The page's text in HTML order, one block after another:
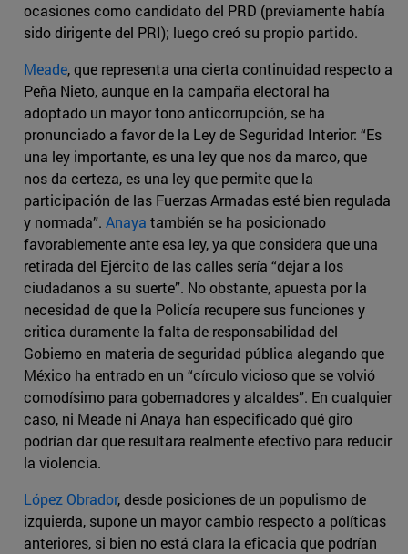
ocasiones como candidato del PRD (previamente había
sido dirigente del PRI); luego creó su propio partido.
Meade, que representa una cierta continuidad respecto a
Peña Nieto, aunque en la campaña electoral ha
adoptado un mayor tono anticorrupción, se ha
pronunciado a favor de la Ley de Seguridad Interior: “Es
una ley importante, es una ley que nos da marco, que
nos da certeza, es una ley que permite que la
participación de las Fuerzas Armadas esté bien regulada
y normada”. Anaya también se ha posicionado
favorablemente ante esa ley, ya que considera que una
retirada del Ejército de las calles sería “dejar a los
ciudadanos a su suerte”. No obstante, apuesta por la
necesidad de que la Policía recupere sus funciones y
critica duramente la falta de responsabilidad del
Gobierno en materia de seguridad pública alegando que
México ha entrado en un “círculo vicioso que se volvió
comodísimo para gobernadores y alcaldes”. En cualquier
caso, ni Meade ni Anaya han especificado qué giro
podrían dar que resultara realmente efectivo para reducir
la violencia.
López Obrador, desde posiciones de un populismo de
izquierda, supone un mayor cambio respecto a políticas
anteriores, si bien no está clara la eficacia que podrían